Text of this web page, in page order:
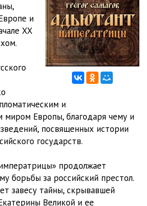
28:44
28:31
25:16
28:14
29:51
29:32
и
XX
и
миром Европы, благодаря чему и
посвященных истории
государств.
продолжает
борьбы за российский престол.
завесу тайны, скрывавшей
Великой и ее